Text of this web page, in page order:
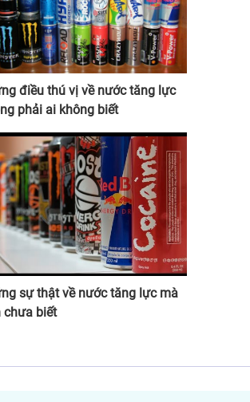
điều thú vị về nước tăng lực
phải ai không biết
sự thật về nước tăng lực mà
chưa biết